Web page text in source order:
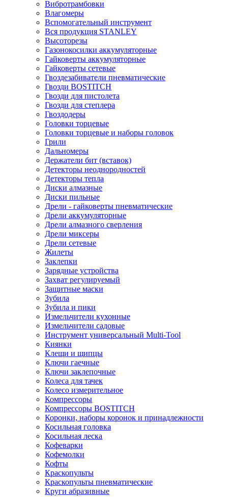
Вибротрамбовки
Влагомеры
Вспомогательный инструмент
Вся продукция STANLEY
Высоторезы
Газонокосилки аккумуляторные
Гайковерты аккумуляторные
Гайковерты сетевые
Гвоздезабиватели пневматические
Гвозди BOSTITCH
Гвозди для пистолета
Гвозди для степлера
Гвоздодеры
Головки торцевые
Головки торцевые и наборы головок
Грили
Дальномеры
Держатели бит (вставок)
Детекторы неоднородностей
Детекторы тепла
Диски алмазные
Диски пильные
Дрели - гайковерты пневматические
Дрели аккумуляторные
Дрели алмазного сверления
Дрели миксеры
Дрели сетевые
Жилеты
Заклепки
Зарядные устройства
Захват регулируемый
Защитные маски
Зубила
Зубила и пики
Измельчители кухонные
Измельчители садовые
Инструмент универсальный Multi-Tool
Киянки
Клещи и щипцы
Ключи гаечные
Ключи заклепочные
Колеса для тачек
Колесо измерительное
Компрессоры
Компрессоры BOSTITCH
Коронки, наборы коронок и принадлежности
Косильная головка
Косильная леска
Кофеварки
Кофемолки
Кофты
Краскопульты
Краскопульты пневматические
Круги абразивные